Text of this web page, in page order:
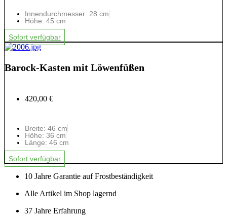
Innendurchmesser: 28 cm
Höhe: 45 cm
Sofort verfügbar
Barock-Kasten mit Löwenfüßen
420,00 €
Breite: 46 cm
Höhe: 36 cm
Länge: 46 cm
Sofort verfügbar
10 Jahre Garantie auf Frostbeständigkeit
Alle Artikel im Shop lagernd
37 Jahre Erfahrung